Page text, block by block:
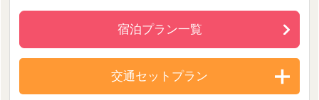
宿泊プラン一覧
交通セットプラン